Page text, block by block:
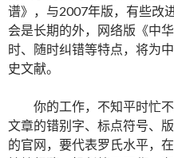
谱》，与2007年版，有些改
会是长期的外，网络版《中
时、随时纠错等特点，将为
史文献。
你的工作，不知平时忙
文章的错别字、标点符号、
的官网，要代表罗氏水平，